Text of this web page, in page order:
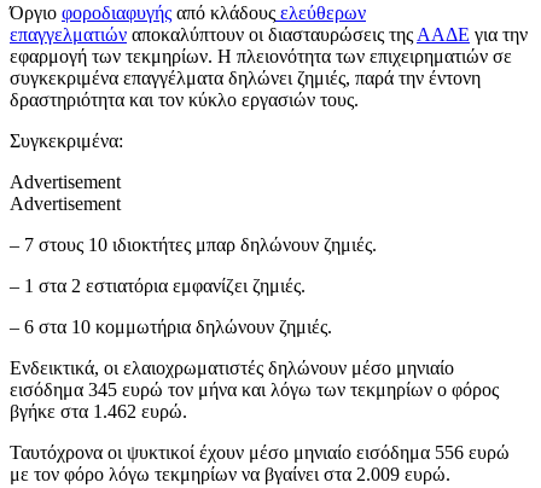
Όργιο φοροδιαφυγής από κλάδους ελεύθερων
επαγγελματιών αποκαλύπτουν οι διασταυρώσεις της ΑΑΔΕ για την
εφαρμογή των τεκμηρίων. Η πλειονότητα των επιχειρηματιών σε
συγκεκριμένα επαγγέλματα δηλώνει ζημιές, παρά την έντονη
δραστηριότητα και τον κύκλο εργασιών τους.
Συγκεκριμένα:
Advertisement
Advertisement
– 7 στους 10 ιδιοκτήτες μπαρ δηλώνουν ζημιές.
– 1 στα 2 εστιατόρια εμφανίζει ζημιές.
– 6 στα 10 κομμωτήρια δηλώνουν ζημιές.
Ενδεικτικά, οι ελαιοχρωματιστές δηλώνουν μέσο μηνιαίο
εισόδημα 345 ευρώ τον μήνα και λόγω των τεκμηρίων ο φόρος
βγήκε στα 1.462 ευρώ.
Ταυτόχρονα οι ψυκτικοί έχουν μέσο μηνιαίο εισόδημα 556 ευρώ
με τον φόρο λόγω τεκμηρίων να βγαίνει στα 2.009 ευρώ.